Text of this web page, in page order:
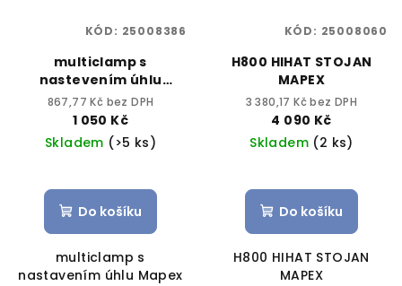
multiclamp s
nastevením úhlu
MC903
867,77 Kč bez DPH
1 050 Kč
Skladem (>5 ks)
Do košíku
multiclamp s
nastavením úhlu Mapex
KÓD: 25008386
H800 HIHAT STOJAN
MAPEX
3 380,17 Kč bez DPH
4 090 Kč
Skladem (2 ks)
Do košíku
H800 HIHAT STOJAN
MAPEX
KÓD: 25008060